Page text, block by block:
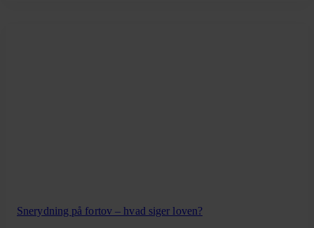
Snerydning på fortov – hvad siger loven?